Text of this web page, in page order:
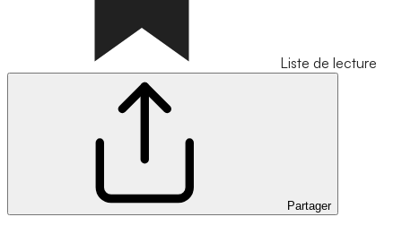
Liste de lecture
Partager